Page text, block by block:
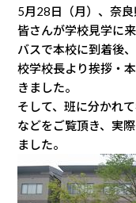
5月28日（月）、奈
皆さんが学校見学に来
バスで本校に到着後
校学校長より挨拶・
きました。
そして、班に分かれ
などをご覧頂き、実
ました。